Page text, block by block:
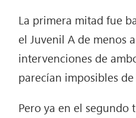
La primera mitad fue
el Juvenil A de menos
intervenciones de
parecían imposibles de
Pero ya en el segundo